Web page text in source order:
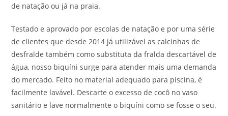
de natação ou já na praia.
Testado e aprovado por escolas de natação e por uma série
de clientes que desde 2014 já utilizável as calcinhas de
desfralde também como substituta da fralda descartável de
água, nosso biquíni surge para atender mais uma demanda
do mercado. Feito no material adequado para piscina, é
facilmente lavável. Descarte o excesso de cocô no vaso
sanitário e lave normalmente o biquíni como se fosse o seu.